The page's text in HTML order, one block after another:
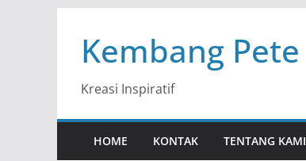
contentKembang Pete
Kreasi Inspiratif
HOME KONTAK TENTANG KAMI